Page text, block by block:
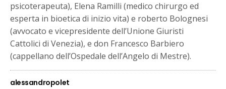
psicoterapeuta), Elena Ramilli (medico chirurgo ed
esperta in bioetica di inizio vita) e roberto Bolognesi
(avvocato e vicepresidente dell’Unione Giuristi
Cattolici di Venezia), e don Francesco Barbiero
(cappellano dell’Ospedale dell’Angelo di Mestre).
alessandropolet